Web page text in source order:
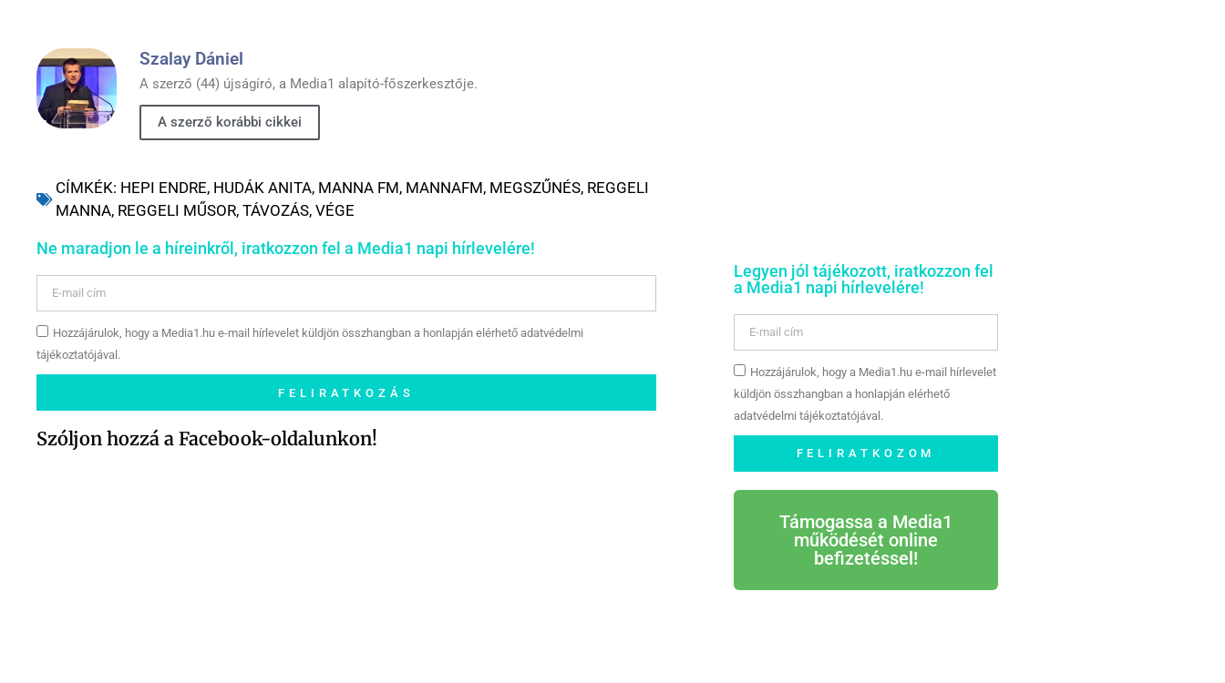
Szalay Dániel
A szerző (44) újságíró, a Media1 alapító-főszerkesztője.
A szerző korábbi cikkei
CÍMKÉK: HEPI ENDRE, HUDÁK ANITA, MANNA FM, MANNAFM, MEGSZŰNÉS, REGGELI
MANNA, REGGELI MŰSOR, TÁVOZÁS, VÉGE
Ne maradjon le a híreinkről, iratkozzon fel a Media1 napi hírlevelére!
Hozzájárulok, hogy a Media1.hu e-mail hírlevelet küldjön összhangban a honlapján elérhető adatvédelmi
tájékoztatójával.
FELIRATKOZÁS
Szóljon hozzá a Facebook-oldalunkon!
Legyen jól tájékozott, iratkozzon fel
a Media1 napi hírlevelére!
Hozzájárulok, hogy a Media1.hu e-mail hírlevelet
küldjön összhangban a honlapján elérhető
adatvédelmi tájékoztatójával.
FELIRATKOZOM
Támogassa a Media1
működését online
befizetéssel!